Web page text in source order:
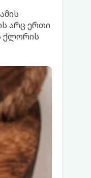
არც ერთი
ქლორის